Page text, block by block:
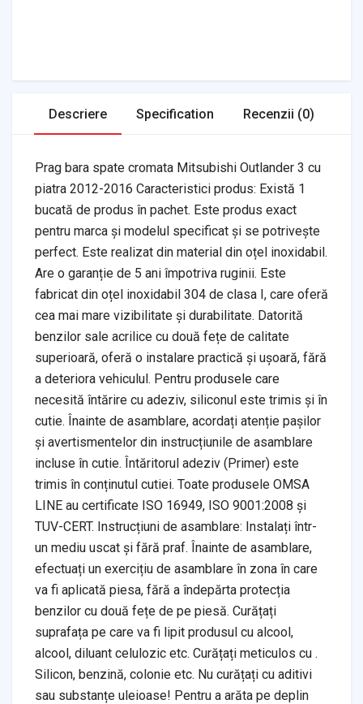
Descriere Specification Recenzii (0)
Prag bara spate cromata Mitsubishi Outlander 3 cu
piatra 2012-2016 Caracteristici produs: Există 1
bucată de produs în pachet. Este produs exact
pentru marca și modelul specificat și se potrivește
perfect. Este realizat din material din oțel inoxidabil.
Are o garanție de 5 ani împotriva ruginii. Este
fabricat din oțel inoxidabil 304 de clasa I, care oferă
cea mai mare vizibilitate și durabilitate. Datorită
benzilor sale acrilice cu două fețe de calitate
superioară, oferă o instalare practică și ușoară, fără
a deteriora vehiculul. Pentru produsele care
necesită întărire cu adeziv, siliconul este trimis și în
cutie. Înainte de asamblare, acordați atenție pașilor
și avertismentelor din instrucțiunile de asamblare
incluse în cutie. Întăritorul adeziv (Primer) este
trimis în conținutul cutiei. Toate produsele OMSA
LINE au certificate ISO 16949, ISO 9001:2008 și
TUV-CERT. Instrucțiuni de asamblare: Instalați într-
un mediu uscat și fără praf. Înainte de asamblare,
efectuați un exercițiu de asamblare în zona în care
va fi aplicată piesa, fără a îndepărta protecția
benzilor cu două fețe de pe piesă. Curățați
suprafața pe care va fi lipit produsul cu alcool,
alcool, diluant celulozic etc. Curățați meticulos cu .
Silicon, benzină, colonie etc. Nu curățați cu aditivi
sau substanțe uleioase! Pentru a arăta pe deplin